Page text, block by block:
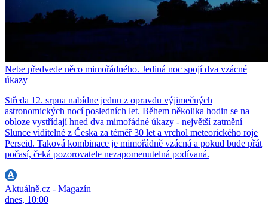
Nebe předvede něco mimořádného. Jediná noc spojí dva vzácné
úkazy
Středa 12. srpna nabídne jednu z opravdu výjimečných
astronomických nocí posledních let. Během několika hodin se na
obloze vystřídají hned dva mimořádné úkazy - největší zatmění
Slunce viditelné z Česka za téměř 30 let a vrchol meteorického roje
Perseid. Taková kombinace je mimořádně vzácná a pokud bude přát
počasí, čeká pozorovatele nezapomenutelná podívaná.
Aktuálně.cz - Magazín
dnes, 10:00